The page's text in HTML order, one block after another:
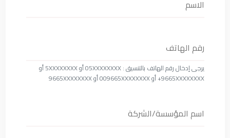
يرجى إدخال رقم الهاتف بالتنسيق : ‎05XXXXXXXX أو ‎5XXXXXXXX أو
‎+9665XXXXXXXX أو ‎009665XXXXXXXX أو ‎9665XXXXXXXX